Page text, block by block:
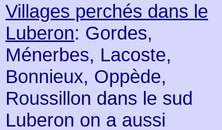
Villages perchés dans le
Luberon: Gordes,
Ménerbes, Lacoste,
Bonnieux, Oppède,
Roussillon dans le sud
Luberon on a aussi